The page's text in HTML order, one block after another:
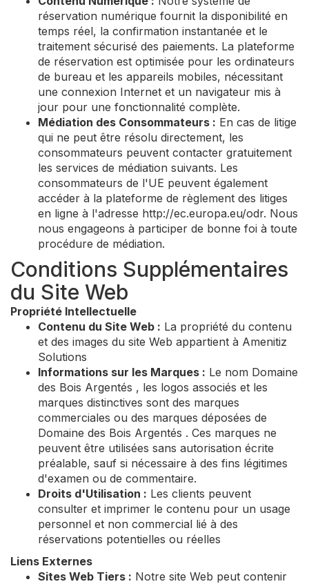
réservation numérique fournit la disponibilité en
temps réel, la confirmation instantanée et le
traitement sécurisé des paiements. La plateforme
de réservation est optimisée pour les ordinateurs
de bureau et les appareils mobiles, nécessitant
une connexion Internet et un navigateur mis à
jour pour une fonctionnalité complète.
Médiation des Consommateurs : En cas de litige
qui ne peut être résolu directement, les
consommateurs peuvent contacter gratuitement
les services de médiation suivants. Les
consommateurs de l'UE peuvent également
accéder à la plateforme de règlement des litiges
en ligne à l'adresse http://ec.europa.eu/odr. Nous
nous engageons à participer de bonne foi à toute
procédure de médiation.
Conditions Supplémentaires
du Site Web
Propriété Intellectuelle
Contenu du Site Web : La propriété du contenu
et des images du site Web appartient à Amenitiz
Solutions
Informations sur les Marques : Le nom Domaine
des Bois Argentés , les logos associés et les
marques distinctives sont des marques
commerciales ou des marques déposées de
Domaine des Bois Argentés . Ces marques ne
peuvent être utilisées sans autorisation écrite
préalable, sauf si nécessaire à des fins légitimes
d'examen ou de commentaire.
Droits d'Utilisation : Les clients peuvent
consulter et imprimer le contenu pour un usage
personnel et non commercial lié à des
réservations potentielles ou réelles
Liens Externes
Sites Web Tiers : Notre site Web peut contenir